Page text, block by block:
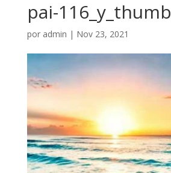
pai-116_y_thumb
por admin | Nov 23, 2021